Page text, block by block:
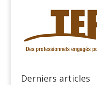
Derniers articles